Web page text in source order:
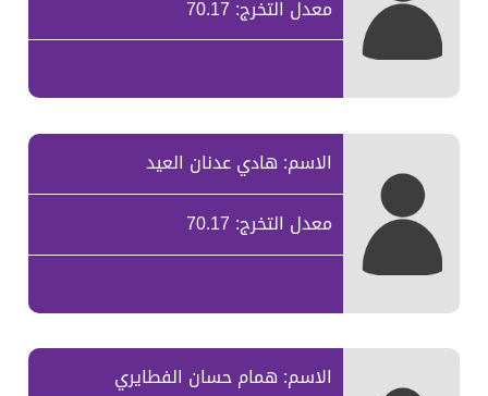
معدل التخرج: 70.17
الاسم: هادي عدنان العيد
معدل التخرج: 70.17
الاسم: همام حسان الفطايري